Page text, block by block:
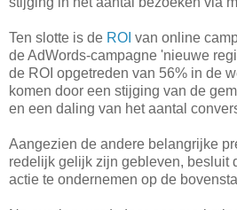
Ten slotte is de ROI van online
de AdWords-campagne 'nieuwe
de ROI opgetreden van 56% in de
komen door een stijging van de
en een daling van het aantal
Aangezien de andere belangrijke
redelijk gelijk zijn gebleven, besluit
actie te ondernemen op de